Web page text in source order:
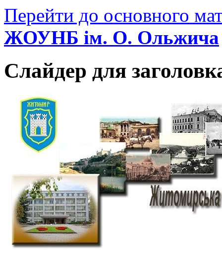
Перейти до основного
ЖОУНБ ім. О. Ольжича
Слайдер для